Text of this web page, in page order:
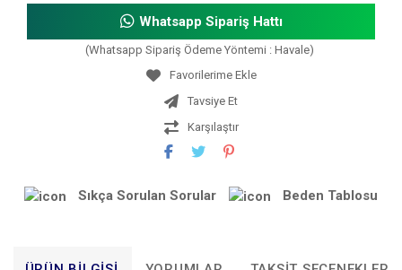
Whatsapp Sipariş Hattı
(Whatsapp Sipariş Ödeme Yöntemi : Havale)
Tavsiye Et
Karşılaştır
Sıkça Sorulan Sorular Beden Tablosu